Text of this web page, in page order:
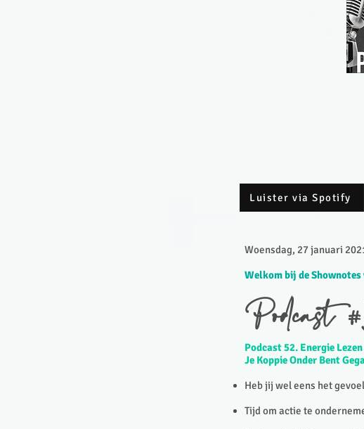
Luister via Spotify
Woensdag, 27 januari
Welkom bij de
Podcast
Podcast 52. Energie
Je Koppie Onder Bent
Heb jij wel eens het
Tijd om actie te